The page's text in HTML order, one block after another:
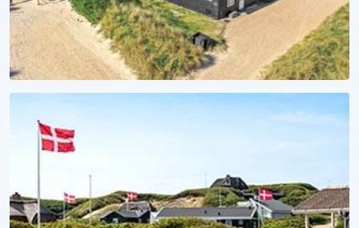
Vågn op til lyden af bølger
Se vores sommerhuse ved vandet